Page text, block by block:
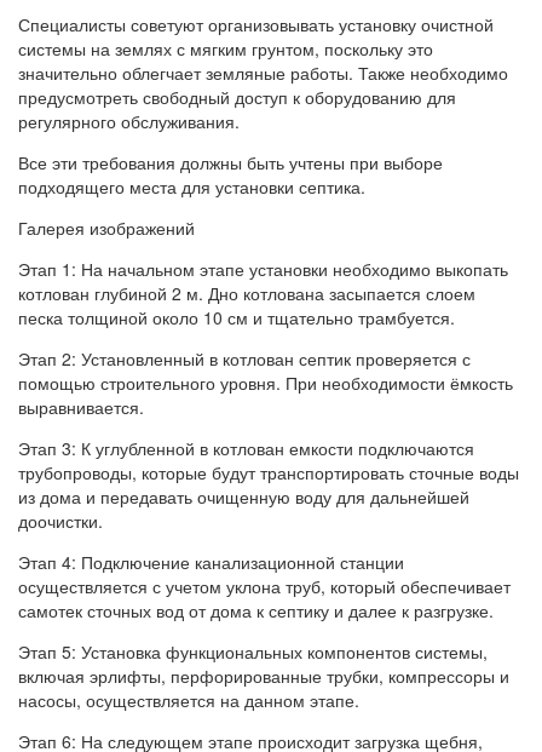
Специалисты советуют организовывать установку очистной
системы на землях с мягким грунтом, поскольку это
значительно облегчает земляные работы. Также необходимо
предусмотреть свободный доступ к оборудованию для
регулярного обслуживания.
Все эти требования должны быть учтены при выборе
подходящего места для установки септика.
Галерея изображений
Этап 1: На начальном этапе установки необходимо выкопать
котлован глубиной 2 м. Дно котлована засыпается слоем
песка толщиной около 10 см и тщательно трамбуется.
Этап 2: Установленный в котлован септик проверяется с
помощью строительного уровня. При необходимости ёмкость
выравнивается.
Этап 3: К углубленной в котлован емкости подключаются
трубопроводы, которые будут транспортировать сточные воды
из дома и передавать очищенную воду для дальнейшей
доочистки.
Этап 4: Подключение канализационной станции
осуществляется с учетом уклона труб, который обеспечивает
самотек сточных вод от дома к септику и далее к разгрузке.
Этап 5: Установка функциональных компонентов системы,
включая эрлифты, перфорированные трубки, компрессоры и
насосы, осуществляется на данном этапе.
Этап 6: На следующем этапе происходит загрузка щебня,